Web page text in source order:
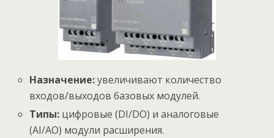
Назначение:увеличивают количество
входов/выходов базовых модулей.
Типы: цифровые (DI/DO) и аналоговые
(AI/AO) модули расширения.